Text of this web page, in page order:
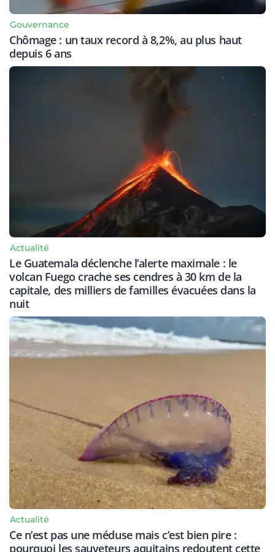
Gouvernance
Chômage : un taux record à 8,2%, au plus haut
depuis 6 ans
Actualité
Le Guatemala déclenche l’alerte maximale : le
volcan Fuego crache ses cendres à 30 km de la
capitale, des milliers de familles évacuées dans la
nuit
Actualité
Ce n’est pas une méduse mais c’est bien pire :
pourquoi les sauveteurs aquitains redoutent cette